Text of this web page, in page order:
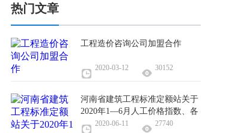
热门文章
工程造价咨询公司加盟合作
2020-03-12 30152
河南省建筑工程标准定额站关于
2020年1—6月人工价格指数、各
工种信息价的通知
2020-06-11 27740